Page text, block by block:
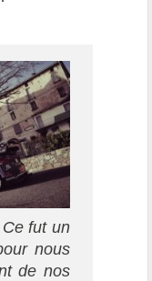
Ce fut un
nous
de nos